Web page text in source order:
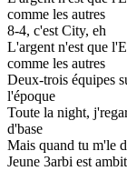
comme les autres
8-4, c'est City, eh
L'argent n'est que
comme les autres
Deux-trois équipes
l'époque
Toute la night,
d'base
Mais quand tu m'le
Jeune 3arbi est